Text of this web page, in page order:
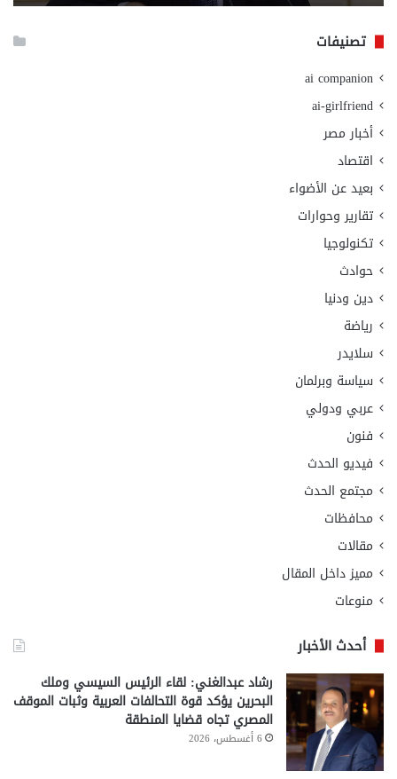
تصنيفات
ai companion
ai-girlfriend
أخبار مصر
اقتصاد
بعيد عن الأضواء
تقارير وحوارات
تكنولوجيا
حوادث
دين ودنيا
رياضة
سلايدر
سياسة وبرلمان
عربي ودولي
فنون
فيديو الحدث
مجتمع الحدث
محافظات
مقالات
مميز داخل المقال
منوعات
أحدث الأخبار
رشاد عبدالغني: لقاء الرئيس السيسي وملك
البحرين يؤكد قوة التحالفات العربية وثبات الموقف
المصري تجاه قضايا المنطقة
6 أغسطس، 2026